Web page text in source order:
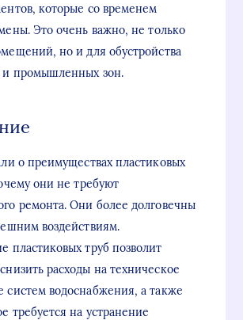
которые со временем
Это очень важно, не только
но и для обустройства
и промышленных зон.
о преимуществах пластиковых
они не требуют
ремонта. Они более долговечны
воздействиям.
пластиковых труб позволит
расходы на техническое
систем водоснабжения, а также
требуется на устранение